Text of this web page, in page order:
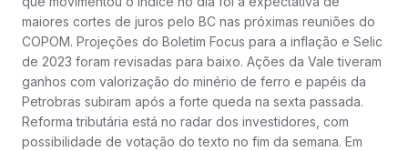
maiores cortes de juros pelo BC nas próximas reuniões do
COPOM. Projeções do Boletim Focus para a inflação e Selic
de 2023 foram revisadas para baixo. Ações da Vale tiveram
ganhos com valorização do minério de ferro e papéis da
Petrobras subiram após a forte queda na sexta passada.
Reforma tributária está no radar dos investidores, com
possibilidade de votação do texto no fim da semana. Em